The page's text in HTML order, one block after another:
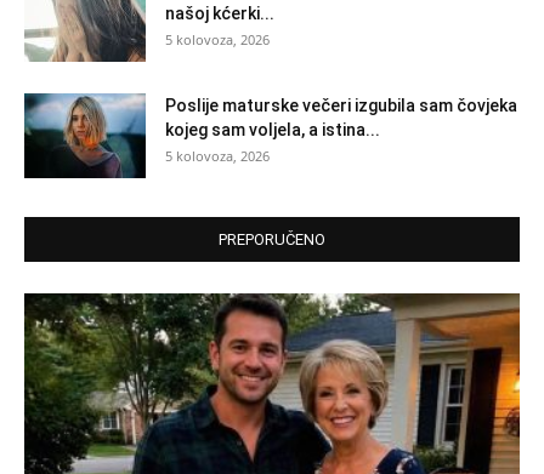
našoj kćerki...
5 kolovoza, 2026
Poslije maturske večeri izgubila sam čovjeka
kojeg sam voljela, a istina...
5 kolovoza, 2026
PREPORUČENO